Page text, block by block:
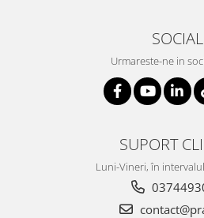
SOCIAL
Urmareste-ne in
SUPORT
Luni-Vineri, în